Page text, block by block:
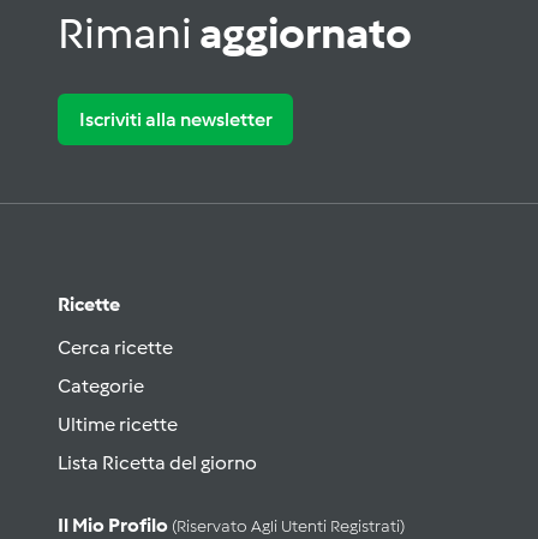
Rimani aggiornato
Iscriviti alla newsletter
Ricette
Cerca ricette
Categorie
Ultime ricette
Lista Ricetta del giorno
Il Mio Profilo (riservato Agli Utenti Registrati)